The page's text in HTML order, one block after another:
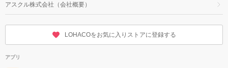
アスクル株式会社（会社概要）
LOHACOをお気に入りストアに登録する
アプリ